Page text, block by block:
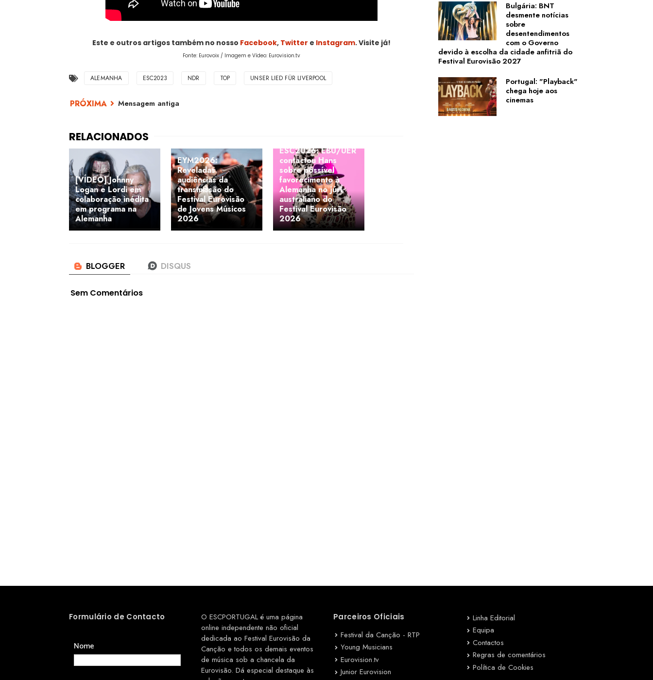
Este e outros artigos também no nosso Facebook, Twitter e Instagram. Visite já!
Fonte: Eurovoix / Imagem e Vídeo: Eurovision.tv
ALEMANHA ESC2023 NDR TOP UNSER LIED FÜR LIVERPOOL
Mensagem antiga
[VÍDEO] Johnny
Logan e Lordi em
colaboração inédita
em programa na
Alemanha
EYM2026:
Reveladas
audiências da
transmissão do
Festival Eurovisão
de Jovens Músicos
2026
ESC2026: EBU/UER
contactou Hans
sobre possível
favorecimento à
Alemanha no júri
australiano do
Festival Eurovisão
2026
Sem Comentários
Bulgária: BNT
desmente notícias
sobre
desentendimentos
com o Governo
devido à escolha da cidade anfitriã do
Festival Eurovisão 2027
Portugal: "Playback"
chega hoje aos
cinemas
Formulário de Contacto
Nome
O ESCPORTUGAL é uma página
online independente não oficial
dedicada ao Festival Eurovisão da
Canção e todos os demais eventos
de música sob a chancela da
Eurovisão. Dá especial destaque às
Parceiros Oficiais
Festival da Canção - RTP
Young Musicians
Eurovision.tv
Junior Eurovision
Linha Editorial
Equipa
Contactos
Regras de comentários
Política de Cookies